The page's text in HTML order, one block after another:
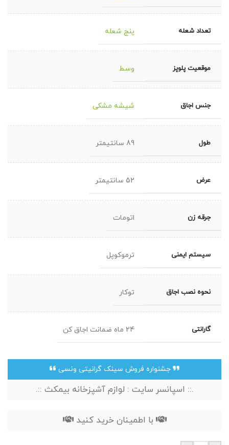
تعداد شعله پنج شعله
موقعیت پلوپز وسط
جنس اجاق شیشه مشکی
طول 89 سانتیمتر
عرض 52 سانتیمتر
جرقه زن اتومات
سیستم ایمنی ترموکوپل
نحوه نصب اجاق توکار
گارانتی 24 ماه ضمانت اجاق کن
جشنواره فروش سینک گرانیتی ونسی
.:: اسپانسر سایت : لوازم آشپزخانه بیمکث ::.
با اطمینان خرید کنید